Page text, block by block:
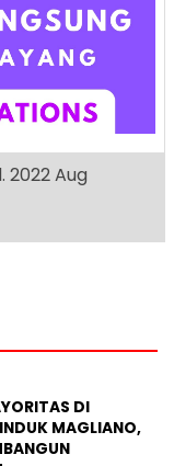
2022 Aug
DI
MAGLIANO,